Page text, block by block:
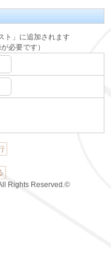
ト」に追加されます
必要です）
Rights Reserved.©